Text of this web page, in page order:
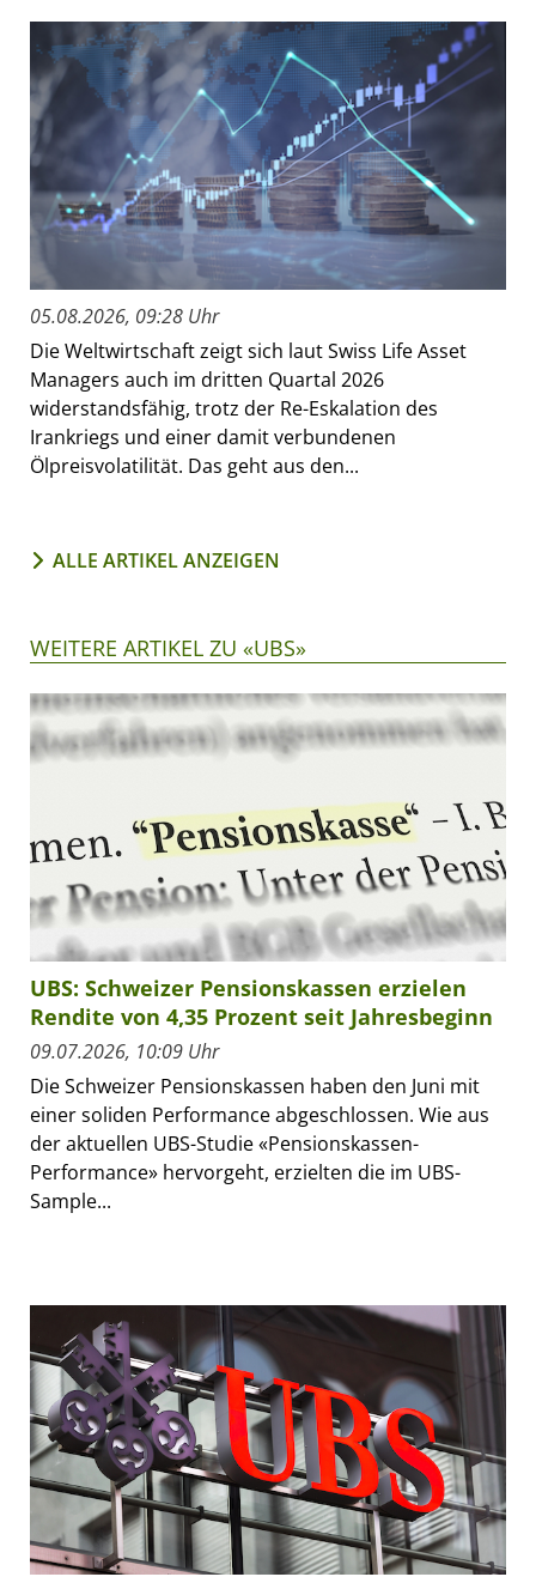
05.08.2026, 09:28 Uhr
Die Weltwirtschaft zeigt sich laut Swiss Life Asset
Managers auch im dritten Quartal 2026
widerstandsfähig, trotz der Re-Eskalation des
Irankriegs und einer damit verbundenen
Ölpreisvolatilität. Das geht aus den...
ALLE ARTIKEL ANZEIGEN
WEITERE ARTIKEL ZU «UBS»
UBS: Schweizer Pensionskassen erzielen
Rendite von 4,35 Prozent seit Jahresbeginn
09.07.2026, 10:09 Uhr
Die Schweizer Pensionskassen haben den Juni mit
einer soliden Performance abgeschlossen. Wie aus
der aktuellen UBS-Studie «Pensionskassen-
Performance» hervorgeht, erzielten die im UBS-
Sample...